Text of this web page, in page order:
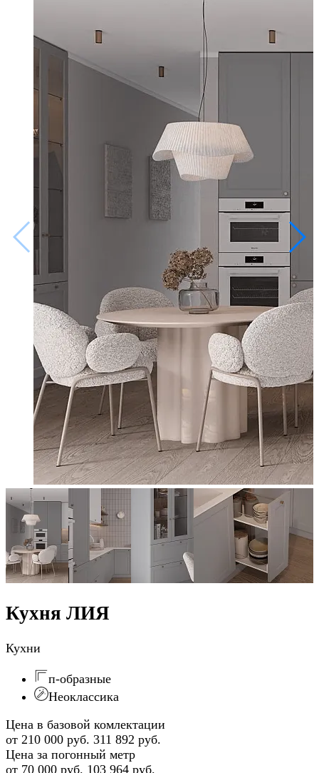
Кухня ЛИЯ
Кухни
п-образные
Неоклассика
Цена в базовой комлектации
от 210 000 руб. 311 892 руб.
Цена за погонный метр
от 70 000 руб. 103 964 руб.